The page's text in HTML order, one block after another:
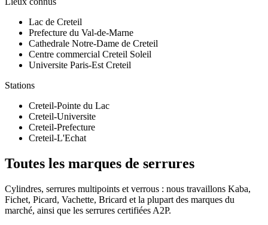
Lac de Creteil
Prefecture du Val-de-Marne
Cathedrale Notre-Dame de Creteil
Centre commercial Creteil Soleil
Universite Paris-Est Creteil
Stations
Creteil-Pointe du Lac
Creteil-Universite
Creteil-Prefecture
Creteil-L'Echat
Toutes les marques de serrures
Cylindres, serrures multipoints et verrous : nous travaillons Kaba,
Fichet, Picard, Vachette, Bricard et la plupart des marques du
marché, ainsi que les serrures certifiées A2P.